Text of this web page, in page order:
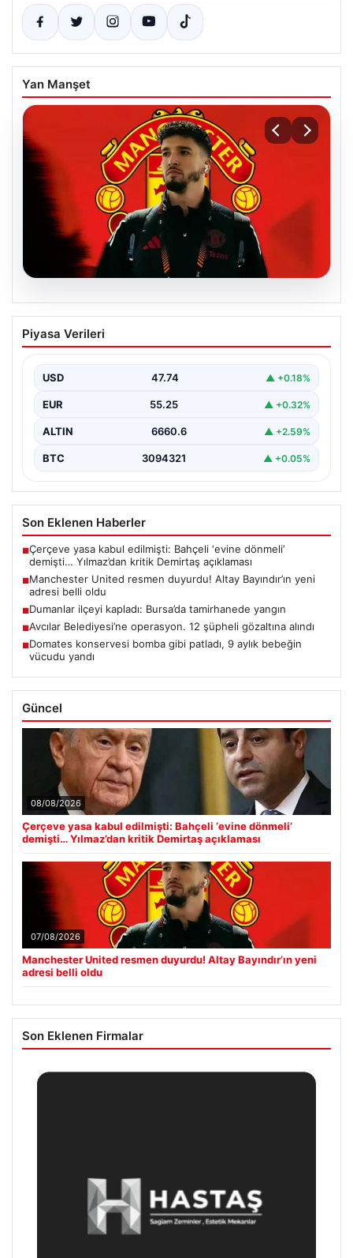
Yan Manşet
07.08.2026
Manchester United resmen duyurdu!
Altay Bayındır’ın yeni adresi belli oldu
Piyasa Verileri
USD 47.74 ▲ +0.18%
EUR 55.25 ▲ +0.32%
ALTIN 6660.6 ▲ +2.59%
BTC 3094321 ▲ +0.05%
Son Eklenen Haberler
■Çerçeve yasa kabul edilmişti: Bahçeli ‘evine dönmeli’
demişti… Yılmaz’dan kritik Demirtaş açıklaması
■Manchester United resmen duyurdu! Altay Bayındır’ın yeni
adresi belli oldu
■Dumanlar ilçeyi kapladı: Bursa’da tamirhanede yangın
■Avcılar Belediyesi’ne operasyon. 12 şüpheli gözaltına alındı
■Domates konservesi bomba gibi patladı, 9 aylık bebeğin
vücudu yandı
Güncel
08/08/2026
Çerçeve yasa kabul edilmişti: Bahçeli ‘evine dönmeli’
demişti… Yılmaz’dan kritik Demirtaş açıklaması
07/08/2026
Manchester United resmen duyurdu! Altay Bayındır’ın yeni
adresi belli oldu
Son Eklenen Firmalar